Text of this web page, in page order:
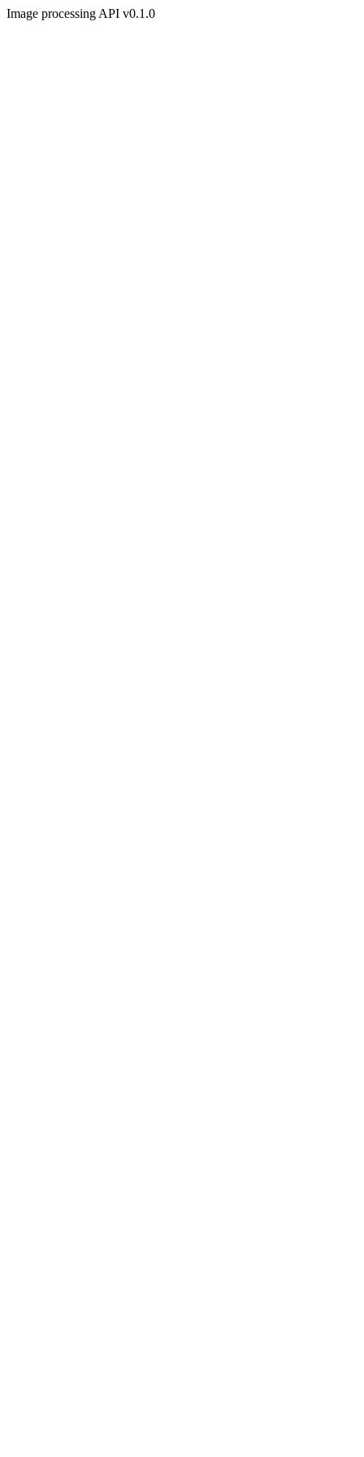
Image processing API v0.1.0